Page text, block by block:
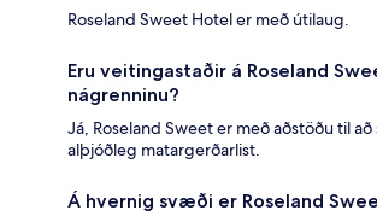
Roseland Sweet Hotel er með útilaug.
Eru veitingastaðir á Roseland
nágrenninu?
Já, Roseland Sweet er með aðstöðu til
alþjóðleg matargerðarlist.
Á hvernig svæði er Roseland